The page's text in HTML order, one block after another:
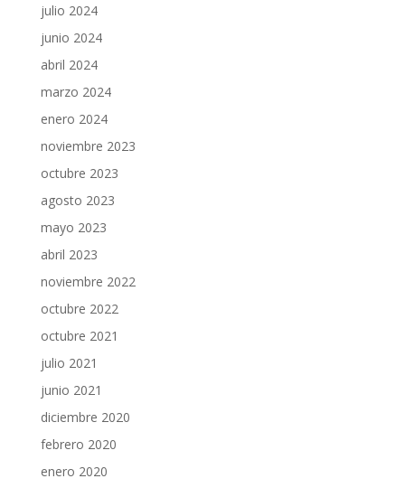
julio 2024
junio 2024
abril 2024
marzo 2024
enero 2024
noviembre 2023
octubre 2023
agosto 2023
mayo 2023
abril 2023
noviembre 2022
octubre 2022
octubre 2021
julio 2021
junio 2021
diciembre 2020
febrero 2020
enero 2020